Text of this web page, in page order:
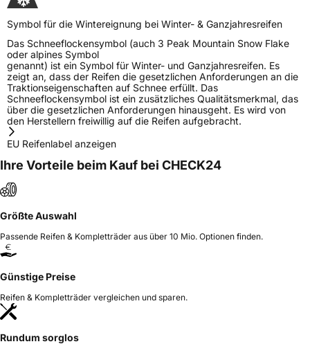
Symbol für die Wintereignung bei Winter- & Ganzjahresreifen
Das Schneeflockensymbol (auch 3 Peak Mountain Snow Flake
oder alpines Symbol
genannt) ist ein Symbol für Winter- und Ganzjahresreifen. Es
zeigt an, dass der Reifen die gesetzlichen Anforderungen an die
Traktionseigenschaften auf Schnee erfüllt. Das
Schneeflockensymbol ist ein zusätzliches Qualitätsmerkmal, das
über die gesetzlichen Anforderungen hinausgeht. Es wird von
den Herstellern freiwillig auf die Reifen aufgebracht.
EU Reifenlabel anzeigen
Ihre Vorteile beim Kauf bei CHECK24
Größte Auswahl
Passende Reifen & Kompletträder aus über 10 Mio. Optionen finden.
Günstige Preise
Reifen & Kompletträder vergleichen und sparen.
Rundum sorglos